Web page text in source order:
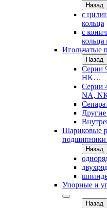
Назад
с
кольца
с
кольца
Игольчатые
Назад
HK…
Серии
NA,
Шариковые
подшипники
Назад
Упорные и
Назад